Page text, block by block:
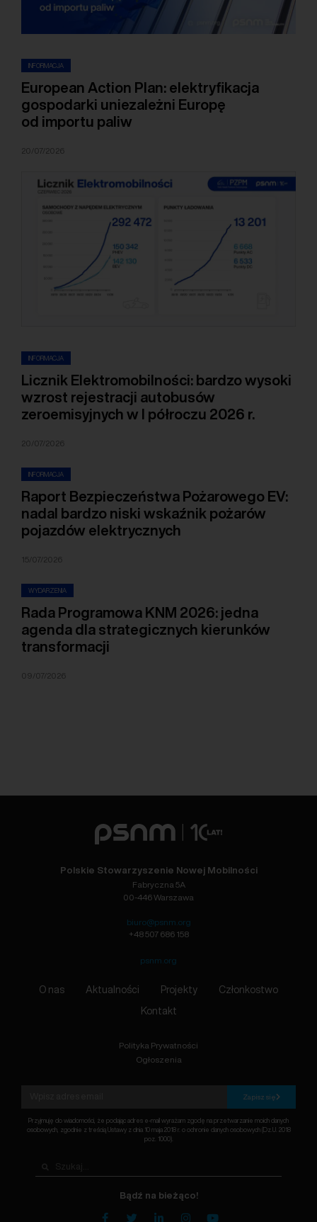
INFORMACJA
European Action Plan: elektryfikacja
gospodarki uniezależni Europę
od importu paliw
20/07/2026
INFORMACJA
Licznik Elektromobilności: bardzo wysoki
wzrost rejestracji autobusów
zeroemisyjnych w I półroczu 2026 r.
20/07/2026
INFORMACJA
Raport Bezpieczeństwa Pożarowego EV:
nadal bardzo niski wskaźnik pożarów
pojazdów elektrycznych
15/07/2026
WYDARZENIA
Rada Programowa KNM 2026: jedna
agenda dla strategicznych kierunków
transformacji
09/07/2026
Polskie Stowarzyszenie Nowej Mobilności
Fabryczna 5A
00-446 Warszawa
biuro@psnm.org
+48 507 686 158
psnm.org
O nas Aktualności Projekty Członkostwo
Kontakt
Polityka Prywatności
Ogłoszenia
Zapisz się
Przyjmuję do wiadomości, że podając adres e-mail wyrażam zgodę na przetwarzanie moich danych
osobowych, zgodnie z treścią Ustawy z dnia 10 maja 2018 r. o ochronie danych osobowych (Dz.U. 2018
poz. 1000).
Bądź na bieżąco!